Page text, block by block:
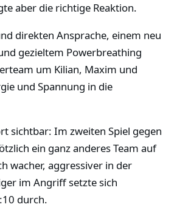
aber die richtige Reaktion.
direkten Ansprache, einem neu
gezieltem Powerbreathing
um Kilian, Maxim und
und Spannung in die
sichtbar: Im zweiten Spiel gegen
ein ganz anderes Team auf
wacher, aggressiver in der
im Angriff setzte sich
durch.